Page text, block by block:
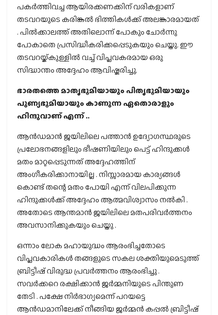
പകർത്തിവച്ച ആയിരക്കണക്കിന് വരികളാണ്
തടവറയുടെ കരിങ്കൽ ഭിത്തികൾക്ക് അലങ്കാരമായത്
. പിൽക്കാലത്ത് അതിലൊന്ന് പോകും ചോർന്നു
പോകാതെ പ്രസിദ്ധീകരിക്കപ്പെടുകയും ചെയ്തു. ഈ
തടവറയ്ക്കുള്ളിൽ വച്ച് വിപ്ലവകരമായ ഒരു
സിദ്ധാന്തം അദ്ദേഹം ആവിഷ്കരിച്ചു.
ഭാരതത്തെ മാതൃഭൂമിയായും പിതൃഭൂമിയായും
പുണ്യഭൂമിയായും കാണുന്ന ഏതൊരാളും
ഹിന്ദുവാണ് എന്ന് ..
ആൻഡമാൻ ജയിലിലെ പത്താൻ ഉദ്യോഗസ്ഥരുടെ
പ്രലോഭനങ്ങളിലും ഭീഷണിയിലും പെട്ട് ഹിന്ദുക്കൾ
മതം മാറ്റപ്പെടുന്നത് അദ്ദേഹത്തിന്
അംഗീകരിക്കാനായില്ല . നിസ്സാരമായ കാര്യങ്ങൾ
കൊണ്ട് തന്റെ മതം പോയി എന്ന് വിലപിക്കുന്ന
ഹിന്ദുക്കൾക്ക് അദ്ദേഹം ആത്മവിശ്വാസം നൽകി .
അതോടെ ആന്തമാൻ ജയിലിലെ മതപരിവർത്തനം
അവസാനിക്കുകയും ചെയ്തു .
ഒന്നാം ലോക മഹായുദ്ധം ആരംഭിച്ചതോടെ
വിപ്ലവകാരികൾ തങ്ങളുടെ സകല ശക്തിയുമെടുത്ത്
ബ്രിട്ടീഷ് വിരുദ്ധ പ്രവർത്തനം ആരംഭിച്ചു .
സവർക്കറെ രക്ഷിക്കാൻ ജർമ്മനിയുടെ പിന്തുണ
തേടി . പക്ഷേ നിർഭാഗ്യമെന്ന് പറയട്ടെ
ആൻഡമാനിലേക്ക് നീങ്ങിയ ജർമ്മൻ കപ്പൽ ബ്രിട്ടീഷ്